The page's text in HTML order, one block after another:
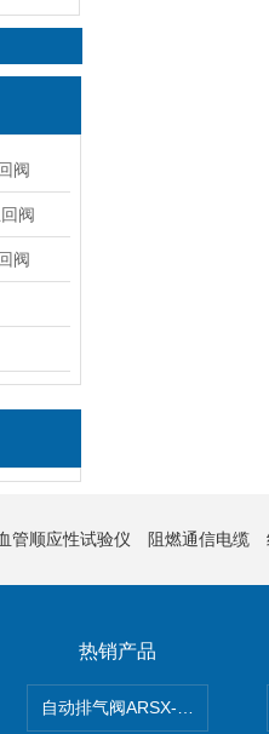
阀
阀
阀
管顺应性试验仪 阻燃通信电缆
热销产品
自动排气阀ARSX-0015/